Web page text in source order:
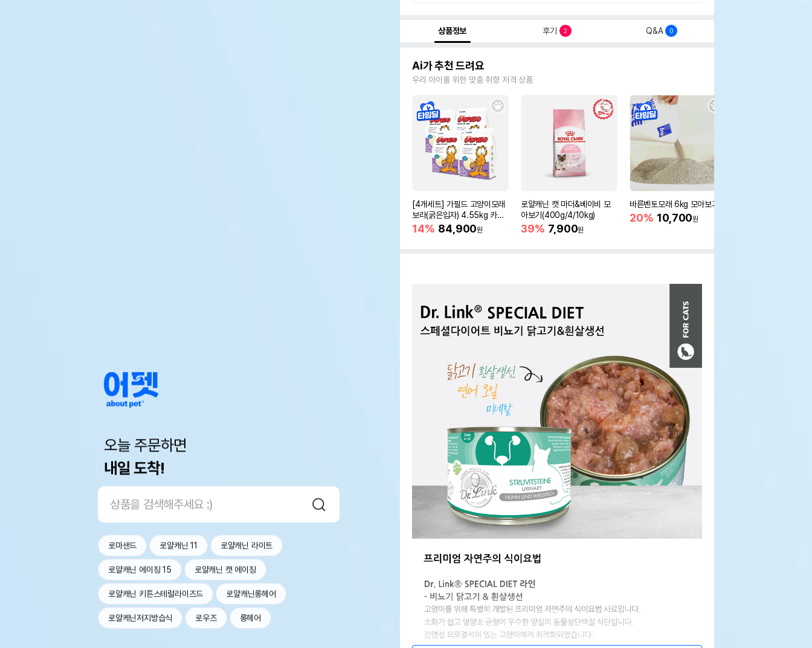
오늘 주문하면
내일 도착!
로마샌드 로얄캐닌 11 로얄캐닌 라이트
로얄캐닌 에이징 15 로얄캐닌 캣 에이징
로얄캐닌 키튼스테럴라이즈드 로얄캐닌롱헤어
로얄케닌저지방습식 로우즈 롱헤어
상품정보 후기 2 Q&A 0
Ai가 추천 드려요
우리 아이를 위한 맞춤 취향 저격 상품
[4개세트] 가필드 고양이모래
보라(굵은입자) 4.55kg 카사
바모래
14% 84,900원
로얄캐닌 캣 마더&베이비 모
아보기(400g/4/10kg)
39% 7,900원
바른벤토모래 6kg 모아보기
20% 10,700원